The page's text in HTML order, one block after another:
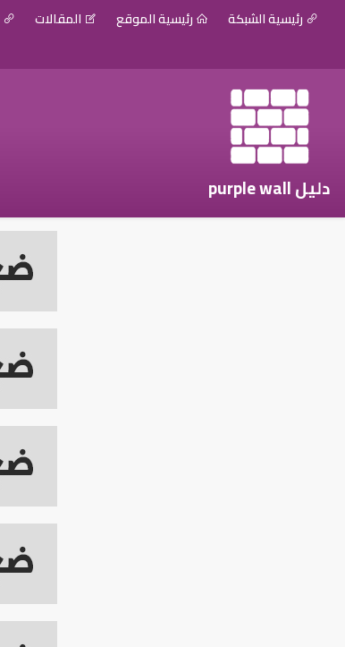
رئيسية الشبكة رئيسية الموقع المقالات
دليل purple wall